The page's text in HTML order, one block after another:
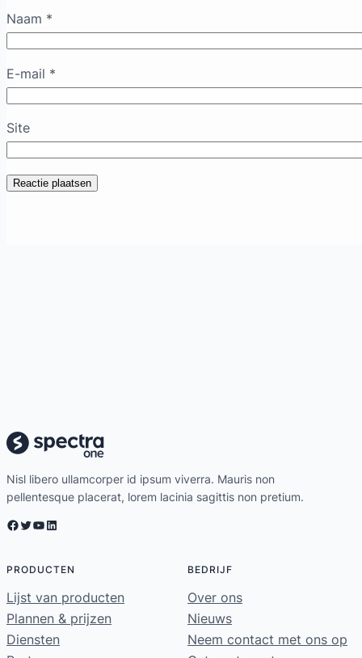
Naam *
E-mail *
Site
Nisl libero ullamcorper id ipsum viverra. Mauris non
pellentesque placerat, lorem lacinia sagittis non pretium.
Facebook Twitter YouTube LinkedIn
PRODUCTEN
Lijst van producten
Plannen & prijzen
Diensten
BEDRIJF
Over ons
Nieuws
Neem contact met ons op